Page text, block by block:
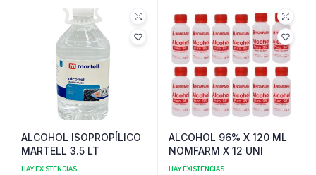
ALCOHOL ISOPROPÍLICO
MARTELL 3.5 LT
HAY EXISTENCIAS
ALCOHOL 96% X 120 ML
NOMFARM X 12 UNI
HAY EXISTENCIAS